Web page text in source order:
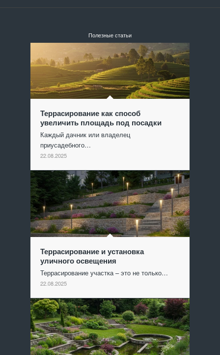
Полезные статьи
Террасирование как способ
увеличить площадь под посадки
Каждый дачник или владелец
приусадебного…
22.08.2025
Террасирование и установка
уличного освещения
Террасирование участка – это не только…
22.08.2025